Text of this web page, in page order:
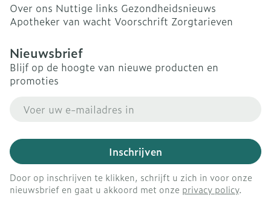
Over ons Nuttige links Gezondheidsnieuws
Apotheker van wacht Voorschrift Zorgtarieven
Nieuwsbrief
Blijf op de hoogte van nieuwe producten en
promoties
Inschrijven
Door op inschrijven te klikken, schrijft u zich in voor onze
nieuwsbrief en gaat u akkoord met onze privacy policy.